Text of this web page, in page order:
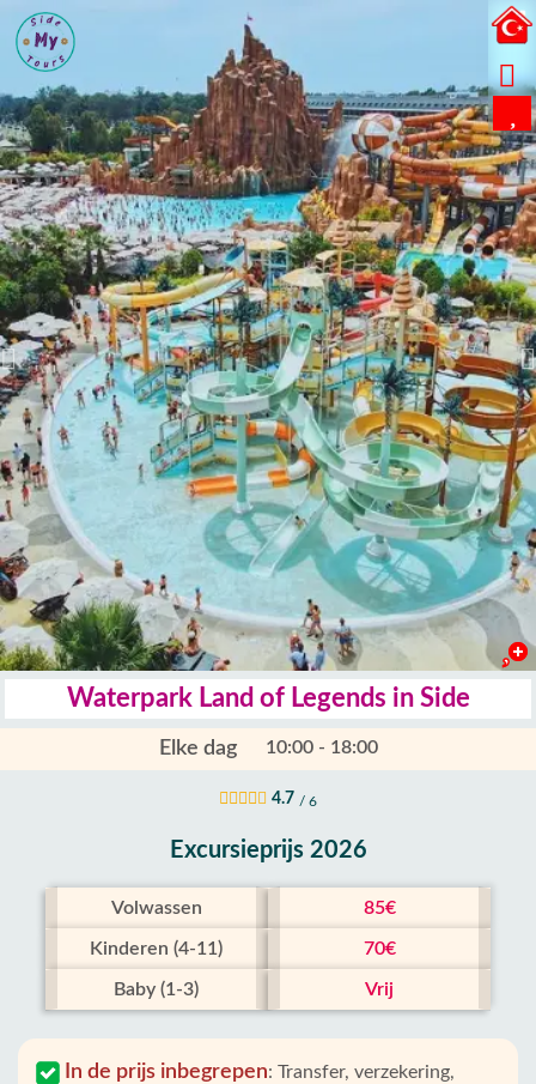
Waterpark Land of Legends in Side
Elke dag 10:00 - 18:00
4.7 / 6
Excursieprijs 2026
Volwassen 85€
Kinderen (4-11) 70€
Baby (1-3) Vrij
In de prijs inbegrepen: Transfer, verzekering,